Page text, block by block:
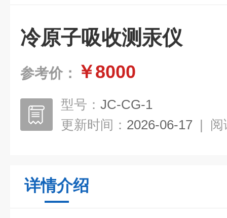
冷原子吸收测汞仪
参考价： ￥8000
型号： JC-CG-1
更新时间： 2026-06-17 | 阅
详情介绍